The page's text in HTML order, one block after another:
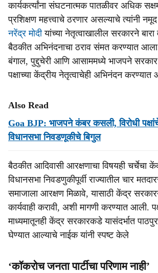
कार्यकर्त्यांना संघटनात्मक पातळीवर अधिक
प्रशिक्षण महत्त्वाचे ठरणार असल्याचे त्यांनी
नरेंद्र मोदीयांच्या नेतृत्वाखालील सरकारने बारा
बैठकीत अभिनंदनाचा ठराव संमत करण्यात
बंगाल, पुद्दुचेरी आणि आसाममध्ये भाजपने
पक्षाच्या केंद्रीय नेतृत्वाचेही अभिनंदन
Also Read
Goa BJP: भाजपने कंबर कसली, विरोधी
विधानसभा निवडणूकीचे बिगुल
बैठकीत आदिवासी आरक्षणाचा विषयही चर्चेचा
विधानसभा निवडणुकीपूर्वी राज्यातील चार
समाजाला आरक्षण मिळावे, यासाठी केंद्र
कार्यवाही करावी, अशी मागणी करण्यात आली.
माध्यमातूनही केंद्र सरकारकडे यासंदर्भात
घेण्यात आल्याचे नाईक यांनी स्पष्ट केले
‘कॉकरोच जनता पार्टीचा परिणाम नाही’